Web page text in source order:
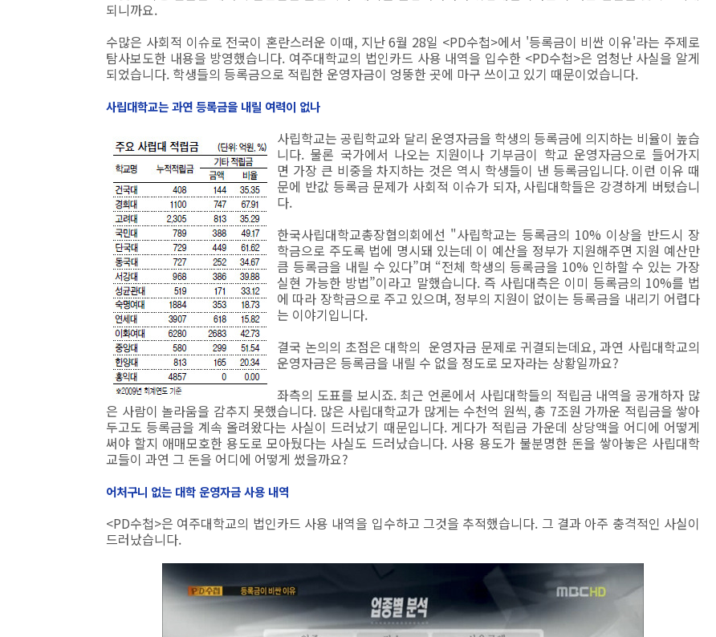
되니까요.
수많은 사회적 이슈로 전국이 혼란스러운 이때, 지난 6월 28일 <PD수첩>에서 '등록금이 비싼 이유'라는 주제로
탐사보도한 내용을 방영했습니다. 여주대학교의 법인카드 사용 내역을 입수한 <PD수첩>은 엄청난 사실을 알게
되었습니다. 학생들의 등록금으로 적립한 운영자금이 엉뚱한 곳에 마구 쓰이고 있기 때문이었습니다.
사립대학교는 과연 등록금을 내릴 여력이 없나
사립학교는 공립학교와 달리 운영자금을 학생의 등록금에 의지하는 비율이 높습
니다. 물론 국가에서 나오는 지원이나 기부금이 학교 운영자금으로 들어가지
면 가장 큰 비중을 차지하는 것은 역시 학생들이 낸 등록금입니다. 이런 이유 때
문에 반값 등록금 문제가 사회적 이슈가 되자, 사립대학들은 강경하게 버텼습니
다.
한국사립대학교총장협의회에선 "사립학교는 등록금의 10% 이상을 반드시 장
학금으로 주도록 법에 명시돼 있는데 이 예산을 정부가 지원해주면 지원 예산만
큼 등록금을 내릴 수 있다”며 “전체 학생의 등록금을 10% 인하할 수 있는 가장
실현 가능한 방법”이라고 말했습니다. 즉 사립대측은 이미 등록금의 10%를 법
에 따라 장학금으로 주고 있으며, 정부의 지원이 없이는 등록금을 내리기 어렵다
는 이야기입니다.
결국 논의의 초점은 대학의 운영자금 문제로 귀결되는데요, 과연 사립대학교의
운영자금은 등록금을 내릴 수 없을 정도로 모자라는 상황일까요?
좌측의 도표를 보시죠. 최근 언론에서 사립대학들의 적립금 내역을 공개하자 많
은 사람이 놀라움을 감추지 못했습니다. 많은 사립대학교가 많게는 수천억 원씩, 총 7조원 가까운 적립금을 쌓아
두고도 등록금을 계속 올려왔다는 사실이 드러났기 때문입니다. 게다가 적립금 가운데 상당액을 어디에 어떻게
써야 할지 애매모호한 용도로 모아뒀다는 사실도 드러났습니다. 사용 용도가 불분명한 돈을 쌓아놓은 사립대학
교들이 과연 그 돈을 어디에 어떻게 썼을까요?
어처구니 없는 대학 운영자금 사용 내역
<PD수첩>은 여주대학교의 법인카드 사용 내역을 입수하고 그것을 추적했습니다. 그 결과 아주 충격적인 사실이
드러났습니다.